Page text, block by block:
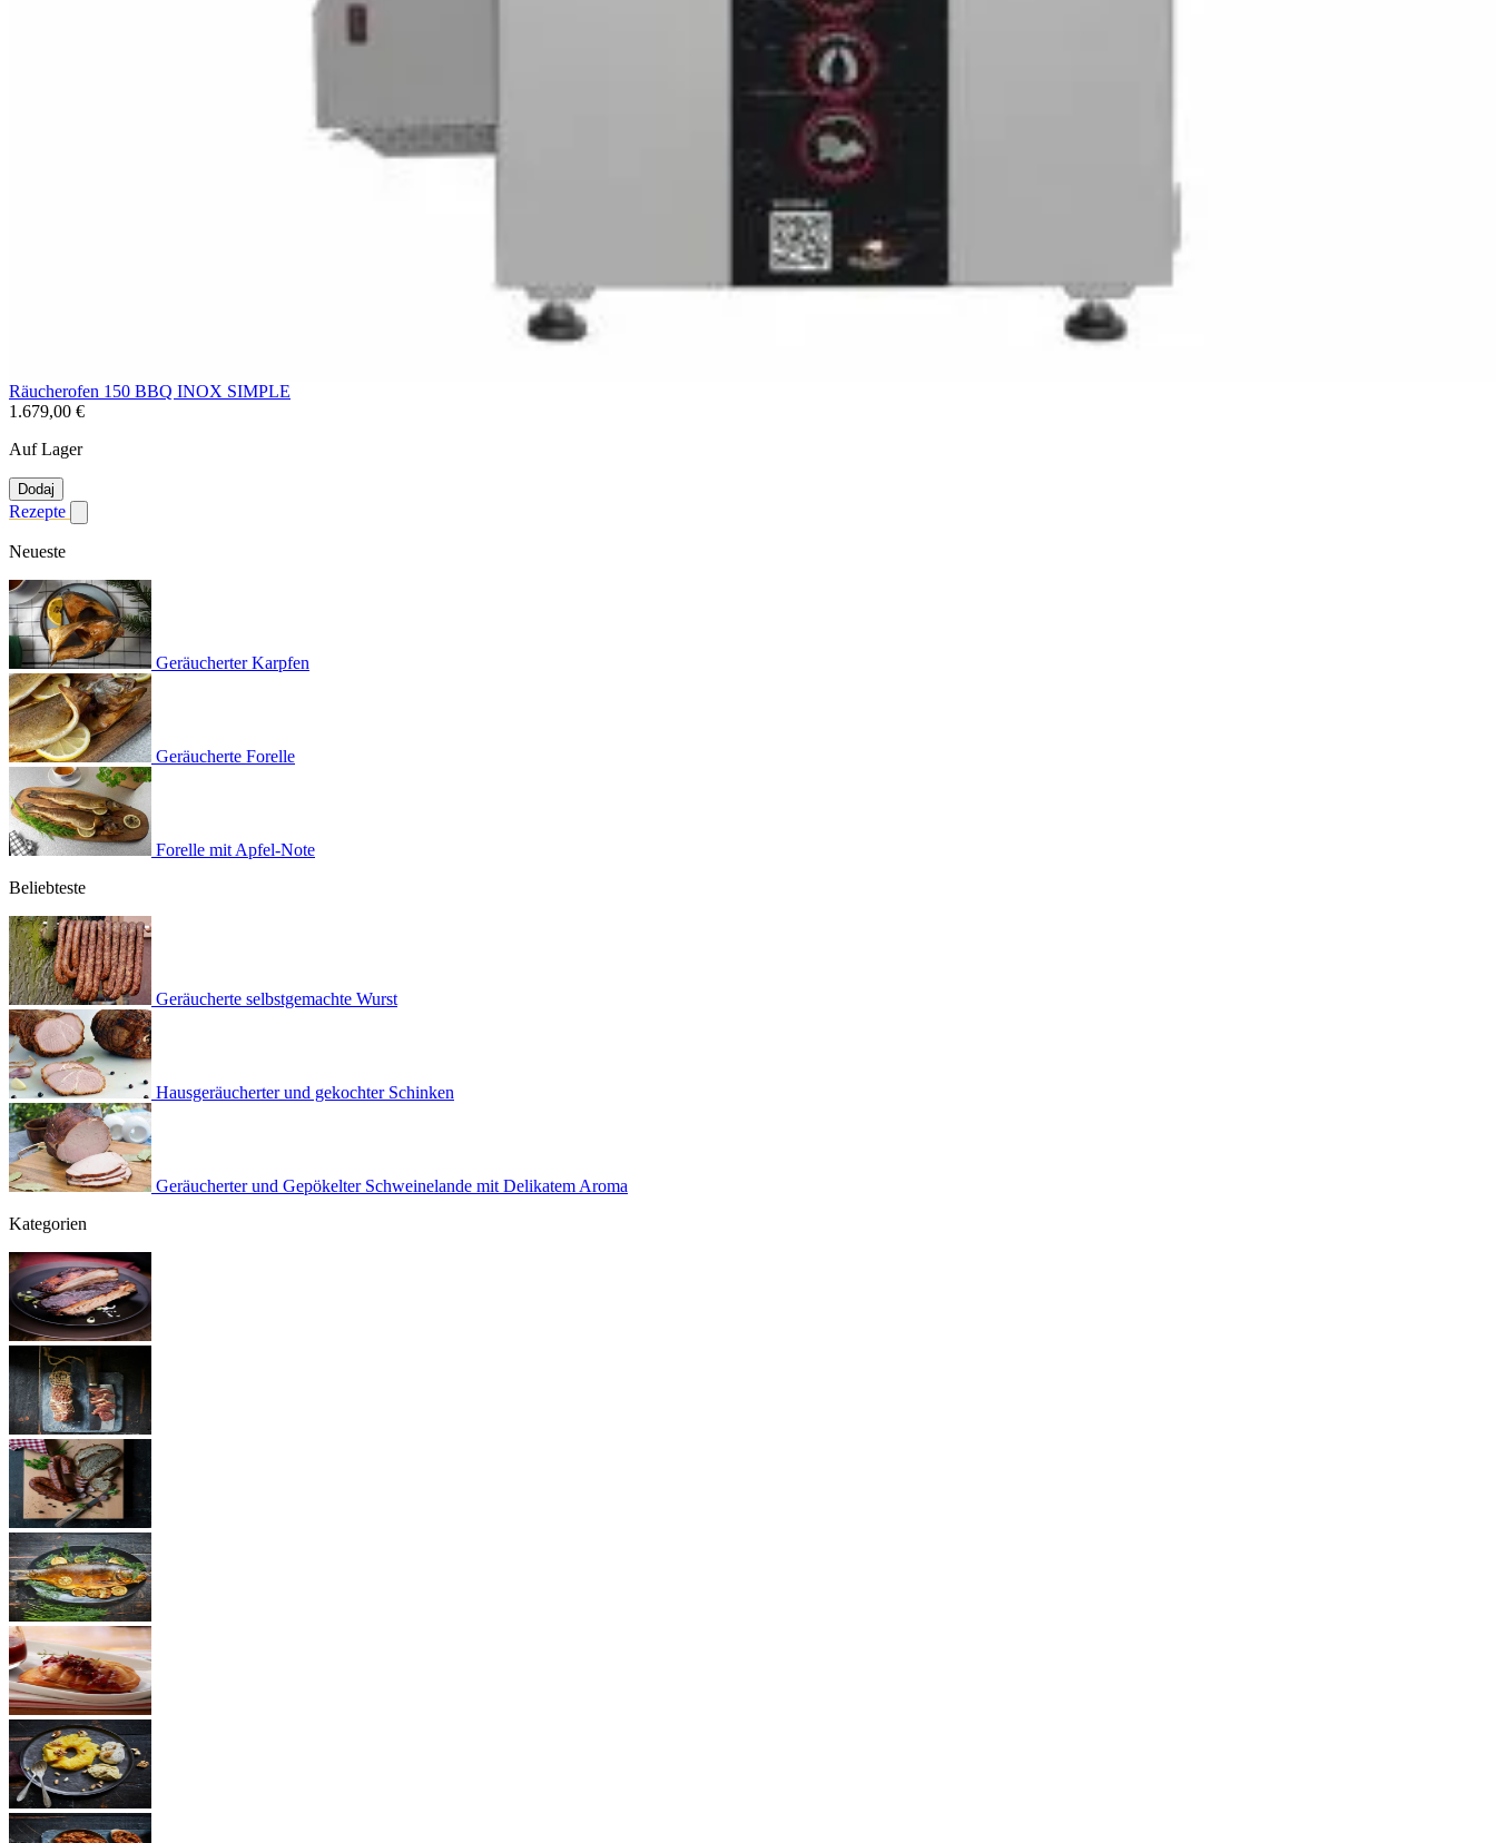
Räucherofen 150 BBQ INOX SIMPLE
1.679,00 €
Auf Lager
Dodaj
Rezepte
Untermenü für Rezepte anzeigen
Neueste
Geräucherter Karpfen
Geräucherte Forelle
Forelle mit Apfel-Note
Beliebteste
Geräucherte selbstgemachte Wurst
Hausgeräucherter und gekochter Schinken
Geräucherter und Gepökelter Schweinelande mit Delikatem Aroma
Kategorien